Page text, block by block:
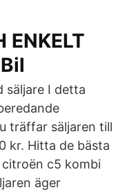
ENKELT
säljare I detta
träffar säljaren till
kr. Hitta de bästa
c5 kombi
äger